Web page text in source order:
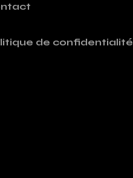
de confidentialité